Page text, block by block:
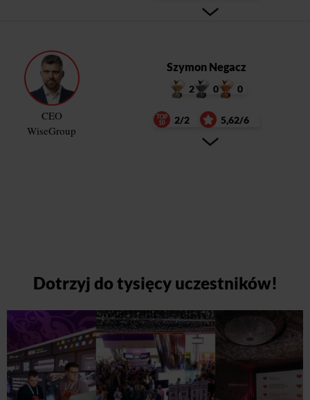
CEO
WiseGroup
Szymon Negacz
2 0 0
2/2 5,62/6
Dotrzyj do tysięcy uczestników!